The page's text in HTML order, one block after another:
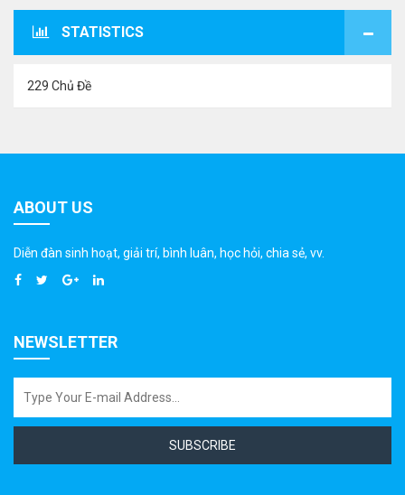
STATISTICS
229 Chủ Đề
ABOUT US
Diễn đàn sinh hoạt, giải trí, bình luân, học hỏi, chia sẻ, vv.
NEWSLETTER
SUBSCRIBE